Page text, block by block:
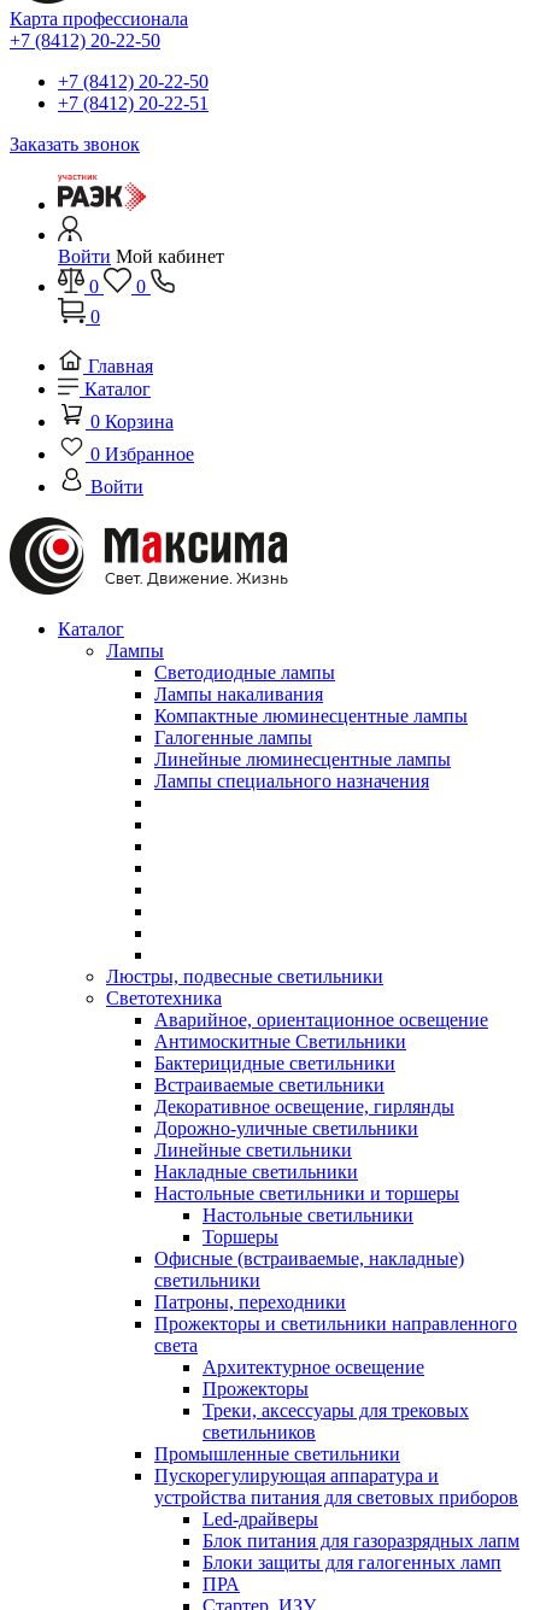
Карта профессионала
+7 (8412) 20-22-50
+7 (8412) 20-22-50
+7 (8412) 20-22-51
Заказать звонок
Войти Мой кабинет
0
0
0
Главная
Каталог
0 Корзина
0 Избранное
Войти
Каталог
Лампы
Светодиодные лампы
Лампы накаливания
Компактные люминесцентные лампы
Галогенные лампы
Линейные люминесцентные лампы
Лампы специального назначения
Люстры, подвесные светильники
Светотехника
Аварийное, ориентационное освещение
Антимоскитные Светильники
Бактерицидные светильники
Встраиваемые светильники
Декоративное освещение, гирлянды
Дорожно-уличные светильники
Линейные светильники
Накладные светильники
Настольные светильники и торшеры
Настольные светильники
Торшеры
Офисные (встраиваемые, накладные)
светильники
Патроны, переходники
Прожекторы и светильники направленного
света
Архитектурное освещение
Прожекторы
Треки, аксессуары для трековых
светильников
Промышленные светильники
Пускорегулирующая аппаратура и
устройства питания для световых приборов
Led-драйверы
Блок питания для газоразрядных лапм
Блоки защиты для галогенных ламп
ПРА
Стартер, ИЗУ